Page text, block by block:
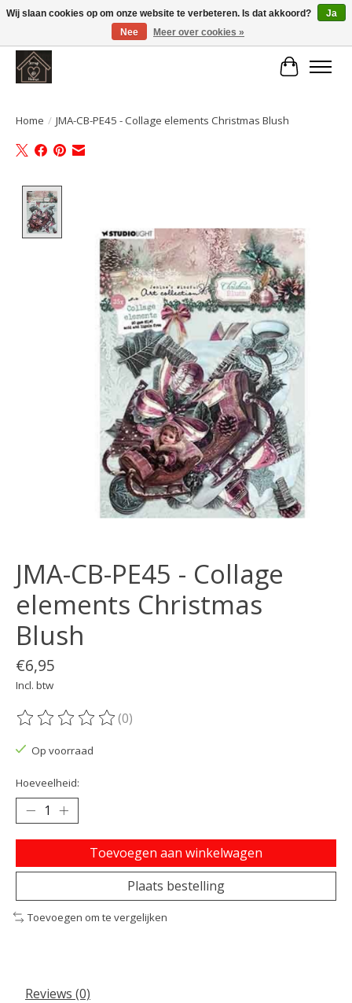
Large selection of products and fast shipping!
Home / JMA-CB-PE45 - Collage elements Christmas Blush
JMA-CB-PE45 - Collage
elements Christmas
Blush
€6,95
Incl. btw
De beoordeling van dit product is
(0)
Op voorraad
Hoeveelheid:
Toevoegen aan winkelwagen
Plaats bestelling
Toevoegen om te vergelijken
Reviews (0)
Wij slaan cookies op om onze website te verbeteren. Is dat akkoord?
Ja
Nee
Meer over cookies »